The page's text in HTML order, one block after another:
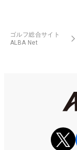
ゴルフ総合サイト
ALBA Net